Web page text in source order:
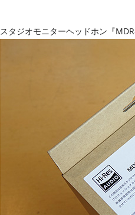
スタジオモニターヘッドホン『